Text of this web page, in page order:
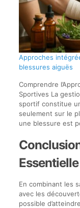
Approches
blessures aiguës
Comprendre
Sportives La
sportif constitue
seulement sur le
une blessure est
Essentielle
En combinant les
avec les
possible